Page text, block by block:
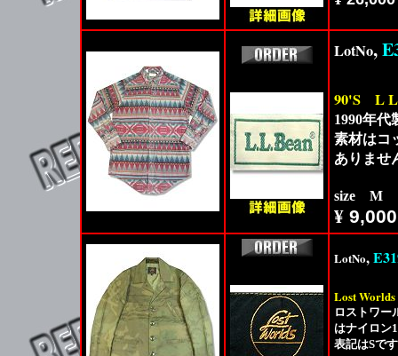
LotNo,
90'S L
1990年
素材はコ
ありませ
size M
¥ 9,000
LotNo,
Lost Worlds
ロストワー
はナイロン
表記はSで